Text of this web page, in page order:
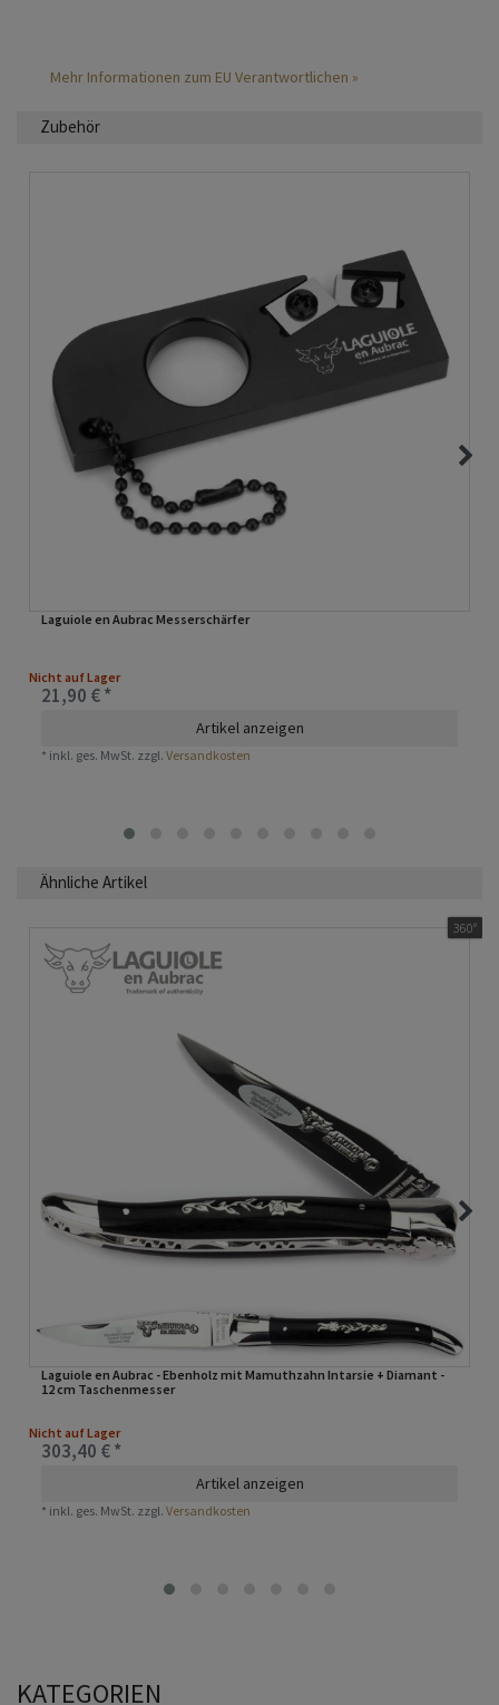
Mehr Informationen zum EU Verantwortlichen »
Zubehör
Laguiole en Aubrac Messerschärfer
Nicht auf Lager
21,90 € *
Artikel anzeigen
* inkl. ges. MwSt. zzgl.Versandkosten
Ähnliche Artikel
Laguiole en Aubrac - Ebenholz mit Mamuthzahn Intarsie + Diamant -
12 cm Taschenmesser
Nicht auf Lager
303,40 € *
360°
Artikel anzeigen
* inkl. ges. MwSt. zzgl.Versandkosten
KATEGORIEN